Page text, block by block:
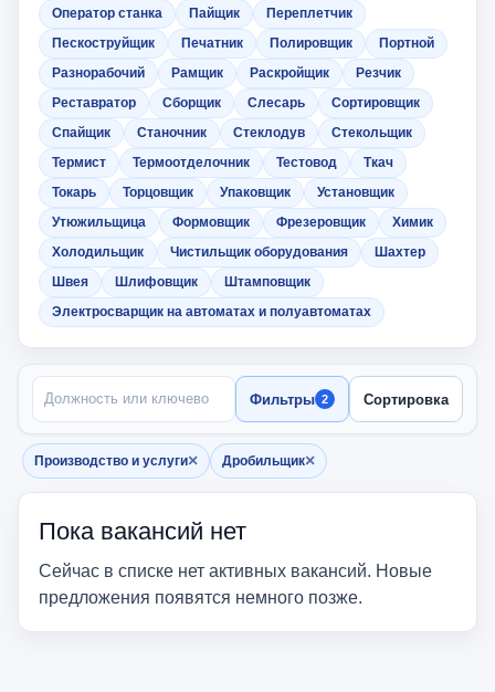
Оператор станка
Пайщик
Переплетчик
Пескоструйщик
Печатник Полировщик
Портной
Разнорабочий
Рамщик Раскройщик
Резчик
Реставратор
Сборщик Слесарь
Сортировщик
Спайщик
Станочник Стеклодув
Стекольщик
Термист
Термоотделочник Тестовод
Ткач
Токарь
Торцовщик Упаковщик
Установщик
Утюжильщица
Формовщик Фрезеровщик
Химик
Холодильщик
Чистильщик оборудования
Шахтер
Швея
Шлифовщик
Штамповщик
Электросварщик на автоматах и полуавтоматах
ПОИСК ПО НАЗВАНИЮ
Фильтры 2 Сортировка
Производство и услуги×
Убрать фильтр
Дробильщик×
Убрать фильтр
Пока вакансий нет
Сейчас в списке нет активных вакансий. Новые
предложения появятся немного позже.